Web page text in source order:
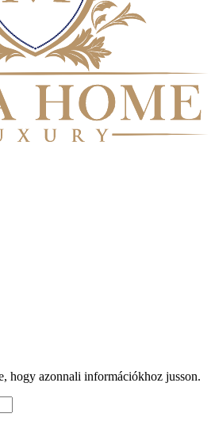
hogy azonnali információkhoz jusson.